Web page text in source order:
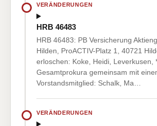
VERÄNDERUNGEN
HRB 46483
HRB 46483: PB Versicherung
Hilden, ProACTIV-Platz 1, 40721
erloschen: Koke, Heidi, Leverkusen,
Gesamtprokura gemeinsam mit
Vorstandsmitglied: Schalk, Ma…
VERÄNDERUNGEN